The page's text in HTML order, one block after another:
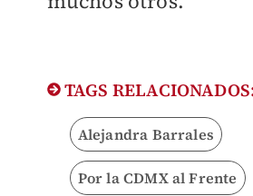
TAGS
Alejandra Barrales
Por la CDMX al Frente